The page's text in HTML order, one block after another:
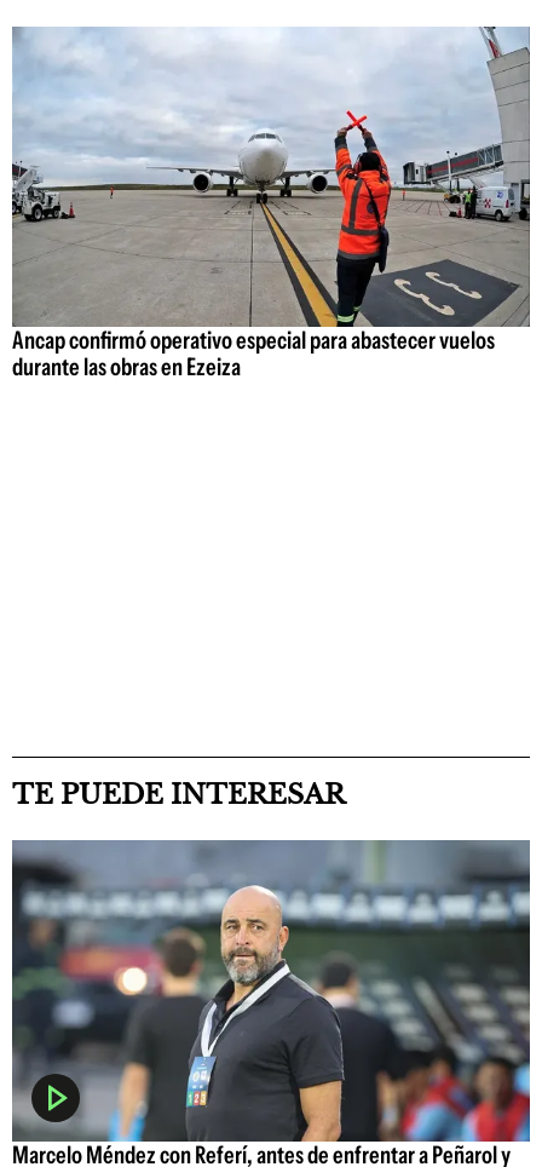
Ancap confirmó operativo especial para abastecer vuelos
durante las obras en Ezeiza
TE PUEDE INTERESAR
Marcelo Méndez con Referí, antes de enfrentar a Peñarol y